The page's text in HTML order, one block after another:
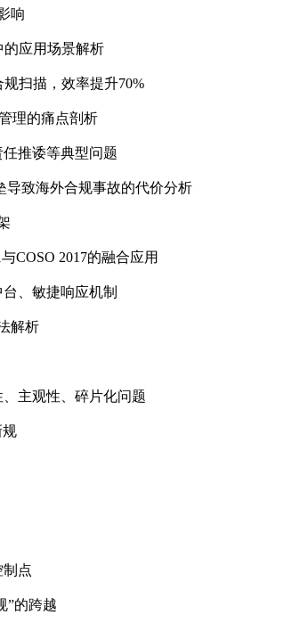
响
应用场景解析
扫描，效率提升70%
理的痛点剖析
推诿等典型问题
致海外合规事故的代价分析
COSO 2017的融合应用
、敏捷响应机制
解析
主观性、碎片化问题
点
的跨越